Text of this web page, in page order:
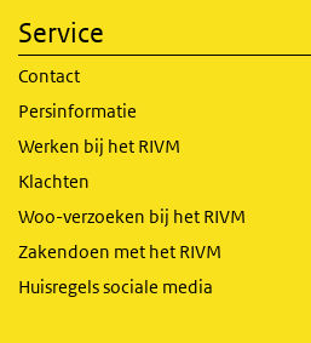
Service
Contact
Persinformatie
Werken bij het RIVM
Klachten
Woo-verzoeken bij het RIVM
Zakendoen met het RIVM
Huisregels sociale media